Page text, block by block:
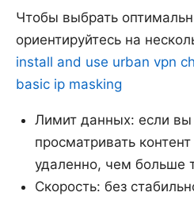
Чтобы выбрать
ориентируйтесь на
install and use urban vpn
basic ip masking
Лимит данных: если вы
просматривать
удаленно, чем больше
Скорость: без